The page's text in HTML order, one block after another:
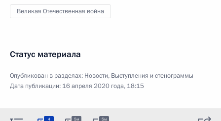
Великая Отечественная война
Статус материала
Опубликован в разделах: Новости, Выступления и стенограммы
Дата публикации: 16 апреля 2020 года, 18:15
4 5м 5м